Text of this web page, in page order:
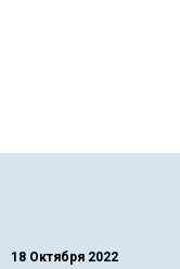
18 Октября 2022